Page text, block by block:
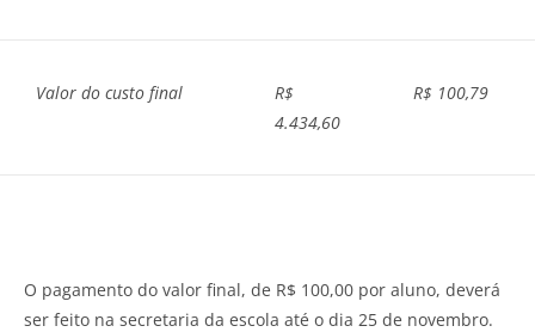
Valor do custo final
R$
4.434,60
R$ 100,79
O pagamento do valor final, de R$ 100,00 por aluno, deverá
ser feito na secretaria da escola até o dia 25 de novembro.